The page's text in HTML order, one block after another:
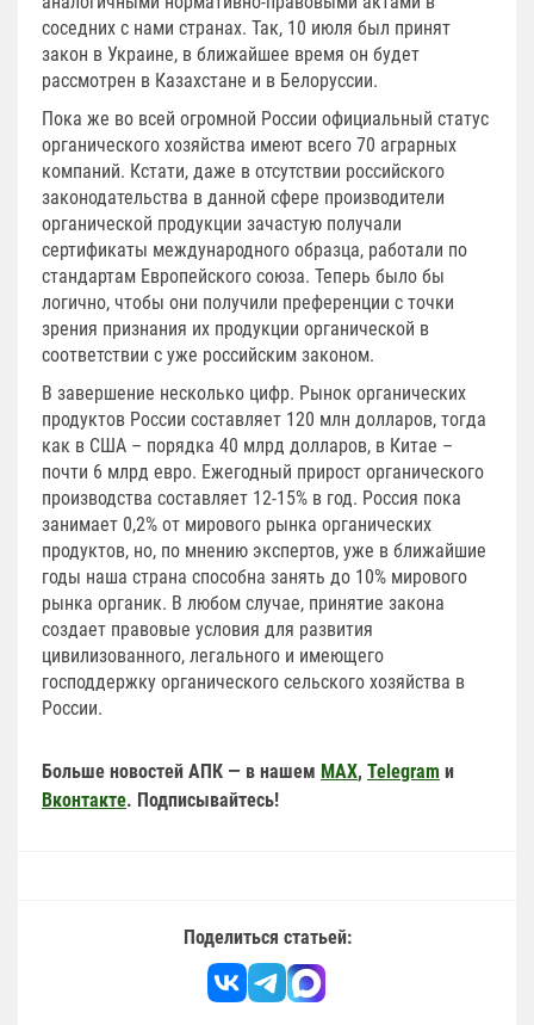
соседних с нами странах. Так, 10 июля был принят
закон в Украине, в ближайшее время он будет
рассмотрен в Казахстане и в Белоруссии.
Пока же во всей огромной России официальный статус
органического хозяйства имеют всего 70 аграрных
компаний. Кстати, даже в отсутствии российского
законодательства в данной сфере производители
органической продукции зачастую получали
сертификаты международного образца, работали по
стандартам Европейского союза. Теперь было бы
логично, чтобы они получили преференции с точки
зрения признания их продукции органической в
соответствии с уже российским законом.
В завершение несколько цифр. Рынок органических
продуктов России составляет 120 млн долларов, тогда
как в США – порядка 40 млрд долларов, в Китае –
почти 6 млрд евро. Ежегодный прирост органического
производства составляет 12-15% в год. Россия пока
занимает 0,2% от мирового рынка органических
продуктов, но, по мнению экспертов, уже в ближайшие
годы наша страна способна занять до 10% мирового
рынка органик. В любом случае, принятие закона
создает правовые условия для развития
цивилизованного, легального и имеющего
господдержку органического сельского хозяйства в
России.
Больше новостей АПК — в нашем MAX, Telegram и
Вконтакте. Подписывайтесь!
Поделиться статьей: